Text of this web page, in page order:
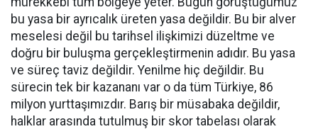
bu yasa bir ayrıcalık üreten yasa değildir. Bu bir alver
meselesi değil bu tarihsel ilişkimizi düzeltme ve
doğru bir buluşma gerçekleştirmenin adıdır. Bu yasa
ve süreç taviz değildir. Yenilme hiç değildir. Bu
sürecin tek bir kazananı var o da tüm Türkiye, 86
milyon yurttaşımızdır. Barış bir müsabaka değildir,
halklar arasında tutulmuş bir skor tabelası olarak